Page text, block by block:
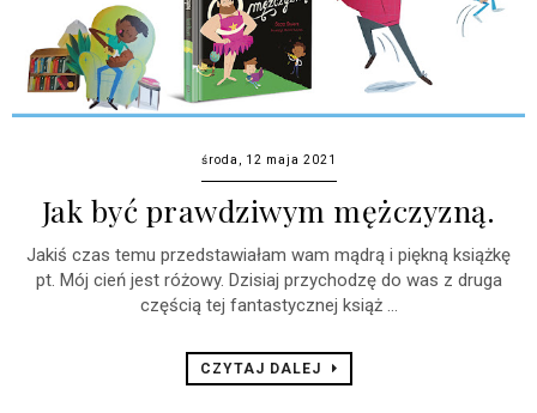
środa, 12 maja 2021
Jak być prawdziwym mężczyzną.
Jakiś czas temu przedstawiałam wam mądrą i piękną książkę
pt. Mój cień jest różowy. Dzisiaj przychodzę do was z druga
częścią tej fantastycznej książ ...
CZYTAJ DALEJ